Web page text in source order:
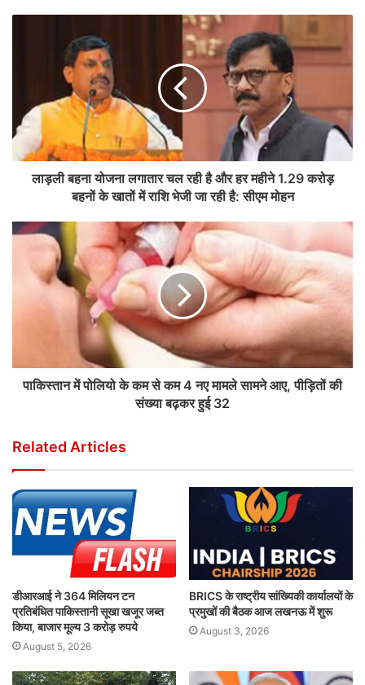
लाड़ली बहना योजना लगातार चल रही है और हर महीने 1.29 करोड़
बहनों के खातों में राशि भेजी जा रही है: सीएम मोहन
पाकिस्तान में पोलियो के कम से कम 4 नए मामले सामने आए, पीड़ितों की
संख्या बढ़कर हुई 32
Related Articles
डीआरआई ने 364 मिलियन टन
प्रतिबंधित पाकिस्तानी सूखा खजूर जब्त
किया, बाजार मूल्य 3 करोड़ रुपये
August 5, 2026
BRICS के राष्ट्रीय सांख्यिकी कार्यालयों के
प्रमुखों की बैठक आज लखनऊ में शुरू
August 3, 2026